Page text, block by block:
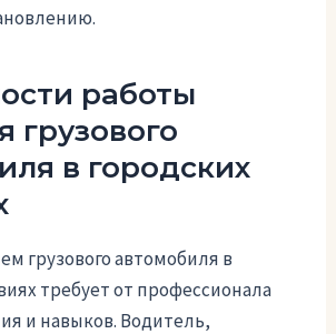
работы
грузового
в городских
грузового автомобиля в
требует от профессионала
и навыков. Водитель,